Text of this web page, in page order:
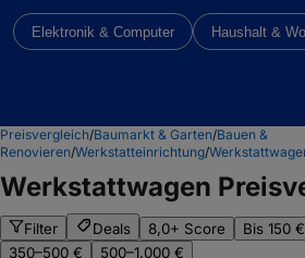
Elektronik & Computer Haushalt &
Preisvergleich/Baumarkt & Garten/Bauen &
Renovieren/Werkstatteinrichtung/
Werkstattwagen
Filter Deals 8,0+ Score Bis 150 €
350–500 €
500–1.000 €